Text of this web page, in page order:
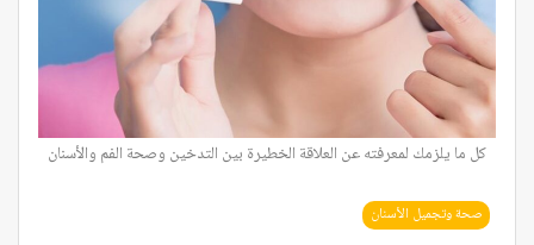
كل ما يلزمك لمعرفته عن العلاقة الخطيرة بين التدخين وصحة الفم والأسنان
صحة وتجميل الأسنان